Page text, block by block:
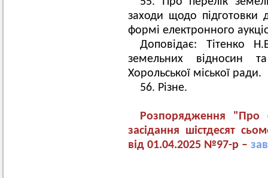
заходи щодо підготовки
формі електронного
Доповідає: Тітенко
земельних відносин
Хорольської міської ради.
56. Різне.
Розпорядження "Про
засідання шістдесят
від 01.04.2025 №97-р –